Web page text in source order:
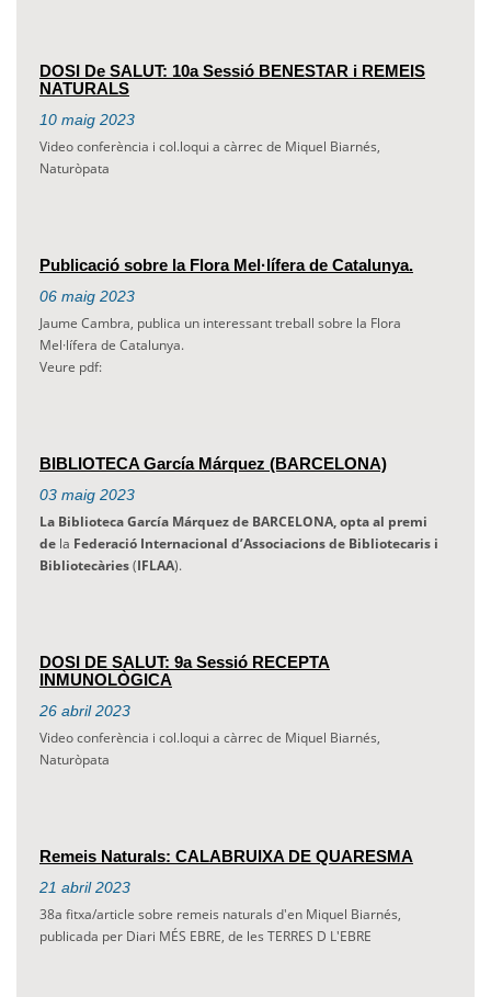
DOSI De SALUT: 10a Sessió BENESTAR i REMEIS
NATURALS
10 maig 2023
Video conferència i col.loqui a càrrec de Miquel Biarnés,
Naturòpata
Publicació sobre la Flora Mel·lífera de Catalunya.
06 maig 2023
Jaume Cambra, publica un interessant treball sobre la Flora
Mel·lífera de Catalunya.
Veure pdf:
BIBLIOTECA García Márquez (BARCELONA)
03 maig 2023
La Biblioteca García Márquez de BARCELONA, opta al premi
de la Federació Internacional d’Associacionsde Bibliotecaris i
Bibliotecàries(IFLAA).
DOSI DE SALUT: 9a Sessió RECEPTA
INMUNOLÒGICA
26 abril 2023
Video conferència i col.loqui a càrrec de Miquel Biarnés,
Naturòpata
Remeis Naturals: CALABRUIXA DE QUARESMA
21 abril 2023
38a fitxa/article sobre remeis naturals d'en Miquel Biarnés,
publicada per Diari MÉS EBRE, de les TERRES D L'EBRE